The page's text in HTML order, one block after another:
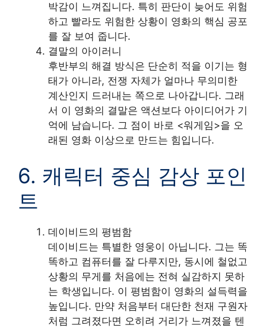
박감이 느껴집니다. 특히 판단이 늦어도 위험
하고 빨라도 위험한 상황이 영화의 핵심 공포
를 잘 보여 줍니다.
결말의 아이러니
후반부의 해결 방식은 단순히 적을 이기는 형
태가 아니라, 전쟁 자체가 얼마나 무의미한
계산인지 드러내는 쪽으로 나아갑니다. 그래
서 이 영화의 결말은 액션보다 아이디어가 기
억에 남습니다. 그 점이 바로 <워게임>을 오
래된 영화 이상으로 만드는 힘입니다.
6. 캐릭터 중심 감상 포인
트
데이비드의 평범함
데이비드는 특별한 영웅이 아닙니다. 그는 똑
똑하고 컴퓨터를 잘 다루지만, 동시에 철없고
상황의 무게를 처음에는 전혀 실감하지 못하
는 학생입니다. 이 평범함이 영화의 설득력을
높입니다. 만약 처음부터 대단한 천재 구원자
처럼 그려졌다면 오히려 거리가 느껴졌을 텐